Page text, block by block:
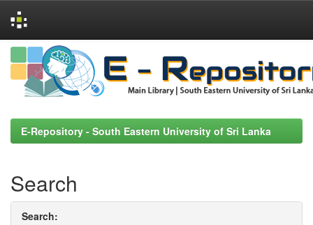
Skip
navigation
E-Repository - South Eastern University of Sri Lanka
Search
Search: